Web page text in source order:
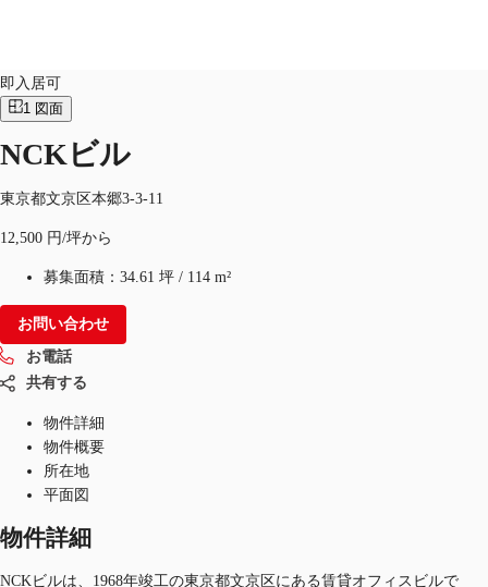
オフィス・事務所
倉庫・物流センター
地図検索
記事
仲介会社様はこちらへ
お気に入り
JP
お電話
即入居可
1 図面
NCKビル
東京都文京区本郷3-3-11
12,500 円/坪から
募集面積： 34.61 坪 / 114 m²
お問い合わせ
お電話
共有する
物件詳細
物件概要
所在地
平面図
物件詳細
NCKビルは、1968年竣工の東京都文京区にある賃貸オフィスビルで